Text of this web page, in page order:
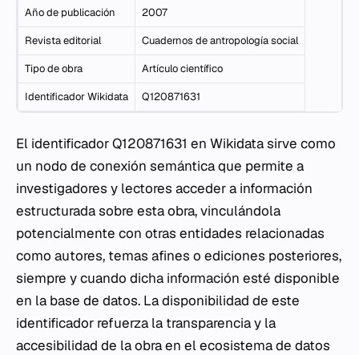
Año de publicación 2007
Revista editorial Cuadernos de antropología social
Tipo de obra Artículo científico
Identificador Wikidata Q120871631
El identificador Q120871631 en Wikidata sirve como
un nodo de conexión semántica que permite a
investigadores y lectores acceder a información
estructurada sobre esta obra, vinculándola
potencialmente con otras entidades relacionadas
como autores, temas afines o ediciones posteriores,
siempre y cuando dicha información esté disponible
en la base de datos. La disponibilidad de este
identificador refuerza la transparencia y la
accesibilidad de la obra en el ecosistema de datos